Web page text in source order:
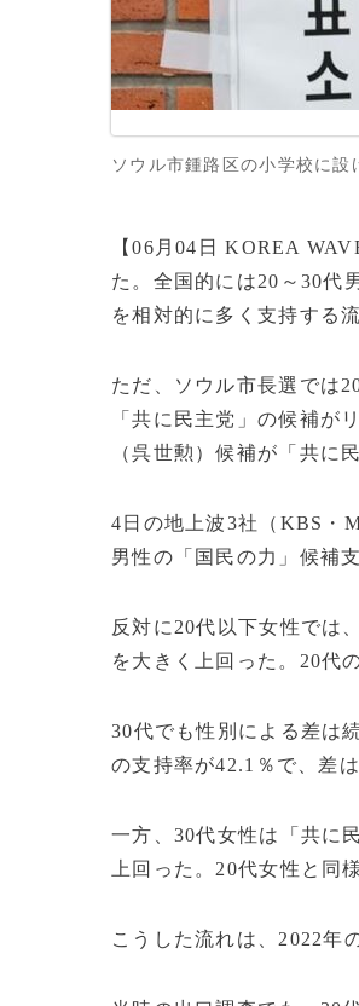
ソウル市鍾路区の小学校に設
【06月04日 KOREA
た。全国的には20～30代
を相対的に多く支持する
ただ、ソウル市長選では
「共に民主党」の候補が
（呉世勲）候補が「共に
4日の地上波3社（KBS・
男性の「国民の力」候補
反対に20代以下女性では
を大きく上回った。20代
30代でも性別による差は
の支持率が42.1％で、差
一方、30代女性は「共に
上回った。20代女性と同
こうした流れは、2022年